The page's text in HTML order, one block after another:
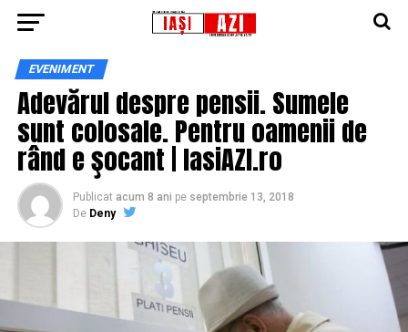
EVENIMENT
Adevărul despre pensii. Sumele
sunt colosale. Pentru oamenii de
rând e şocant | IasiAZI.ro
Publicat acum 8 ani pe septembrie 13, 2018
De Deny